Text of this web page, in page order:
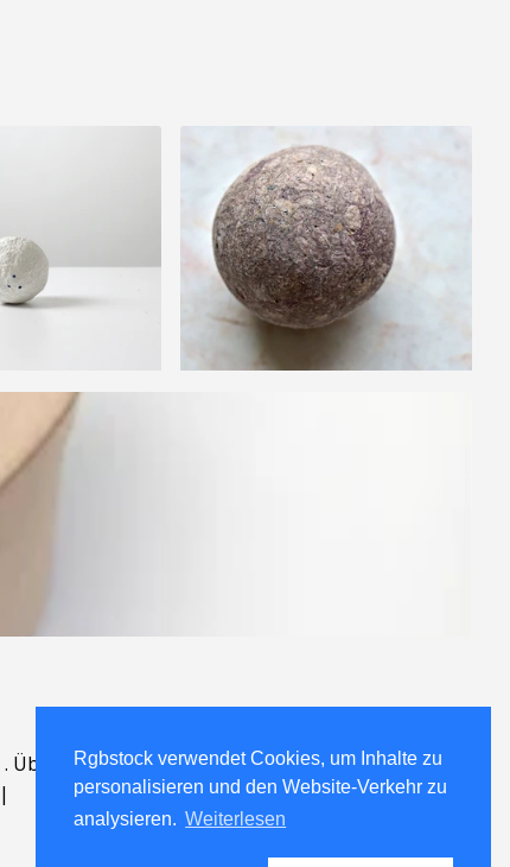
Rgbstock verwendet Cookies, um Inhalte zu
personalisieren und den Website-Verkehr zu
analysieren. Weiterlesen
. Über
|